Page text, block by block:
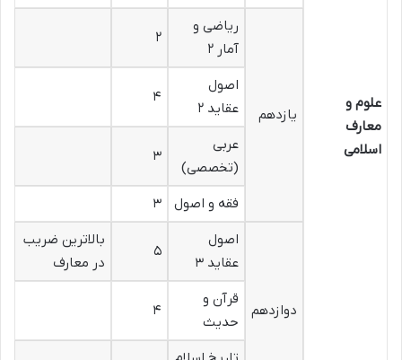
علوم و
معارف
اسلامی
یازدهم
ریاضی و
آمار ۲
۲
اصول
عقاید ۲
۴
عربی
(تخصصی)
۳
فقه و اصول ۳
دوازدهم
اصول
عقاید ۳
۵
بالاترین ضریب
در معارف
قرآن و
حدیث
۴